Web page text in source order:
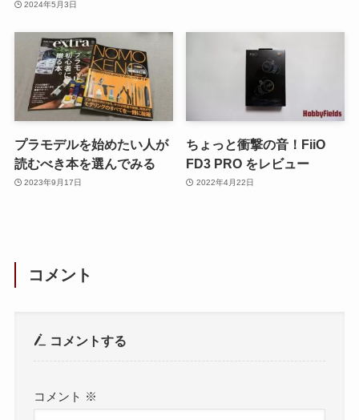
2024年5月3日
プラモデルを始めたい人が
読むべき本を選んでみる
2023年9月17日
ちょっと衝撃の音！FiiO
FD3 PRO をレビュー
2022年4月22日
コメント
コメントする
コメント ※